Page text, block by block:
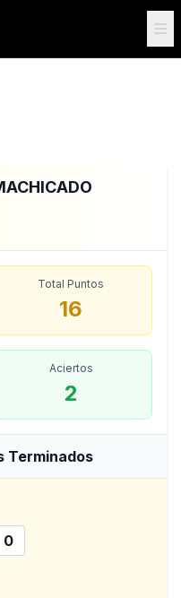
Total Puntos
16
Aciertos
2
Terminados
0